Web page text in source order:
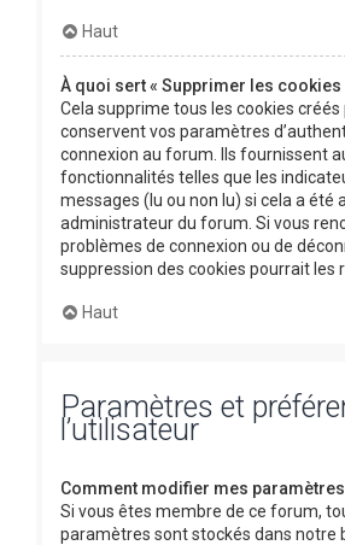
Haut
À quoi sert « Supprimer les cookies
Cela supprime tous les cookies créés
conservent vos paramètres
connexion au forum. Ils fournissent
fonctionnalités telles que les
messages (lu ou non lu) si cela a été
administrateur du forum. Si vous
problèmes de connexion ou de
suppression des cookies pourrait les
Haut
Paramètres et
l’utilisateur
Comment modifier mes
Si vous êtes membre de ce forum,
paramètres sont stockés dans notre